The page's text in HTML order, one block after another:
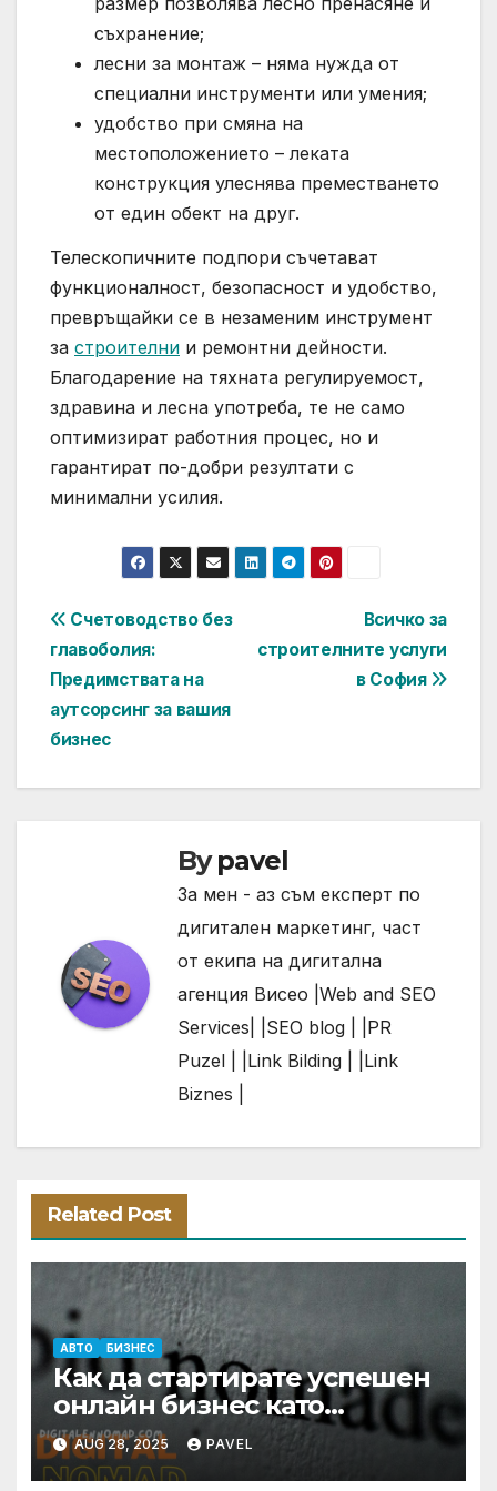
съхранение;
лесни за монтаж – няма нужда от
специални инструменти или умения;
удобство при смяна на
местоположението – леката
конструкция улеснява преместването
от един обект на друг.
Телескопичните подпори съчетават
функционалност, безопасност и удобство,
превръщайки се в незаменим инструмент
за строителни и ремонтни дейности.
Благодарение на тяхната регулируемост,
здравина и лесна употреба, те не само
оптимизират работния процес, но и
гарантират по-добри резултати с
минимални усилия.
Post
navigation
Всичко за
строителните услуги
в София
Счетоводство без
главоболия:
Предимствата на
аутсорсинг за вашия
бизнес
Bypavel
За мен - аз съм експерт по
дигитален маркетинг, част
от екипа на дигитална
агенция Висео | Web and SEO
Services| | SEO blog | | PR
Puzel | | Link Bilding | | Link
Biznes |
Related Post
АВТО БИЗНЕС
Как да стартирате успешен
онлайн бизнес като
дигитален номад
AUG 28, 2025 PAVEL